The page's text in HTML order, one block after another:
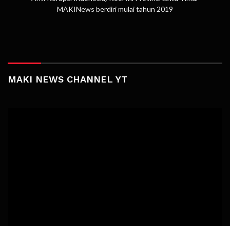
MAKINews berdiri mulai tahun 2019
MAKI NEWS CHANNEL YT